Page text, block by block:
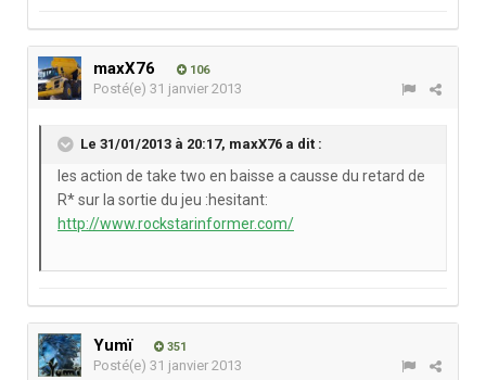
maxX76 106
Posté(e) 31 janvier 2013
Le 31/01/2013 à 20:17, maxX76 a dit :
les action de take two en baisse a causse du retard de
R* sur la sortie du jeu :hesitant:
http://www.rockstarinformer.com/
Yumï 351
Posté(e) 31 janvier 2013